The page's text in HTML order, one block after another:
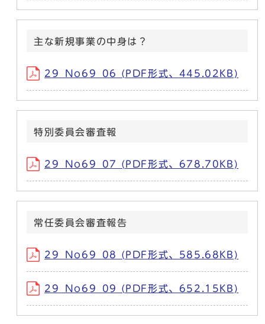
主な新規事業の中身は？
29_No69_06 (PDF形式、445.02KB)
特別委員会審査報
29_No69_07 (PDF形式、678.70KB)
常任委員会審査報告
29_No69_08 (PDF形式、585.68KB)
29_No69_09 (PDF形式、652.15KB)